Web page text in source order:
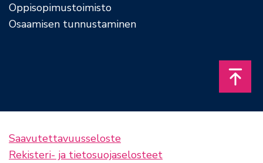
Oppisopimustoimisto
Osaamisen tunnustaminen
Saavutettavuusseloste
Rekisteri- ja tietosuojaselosteet